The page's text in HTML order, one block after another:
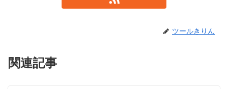
ツールきりん
関連記事